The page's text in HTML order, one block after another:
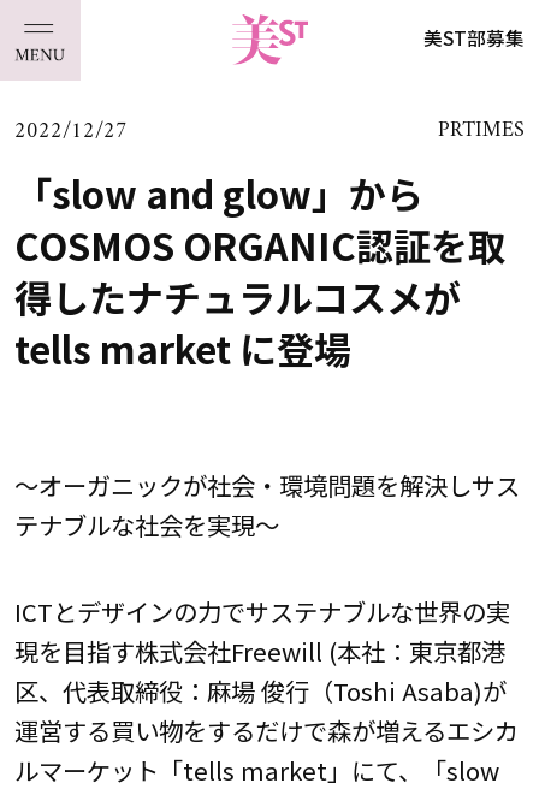
美ST部募集
2022/12/27 PRTIMES
「slow and glow」から
COSMOS ORGANIC認証を取
得したナチュラルコスメが
tells market に登場
～オーガニックが社会・環境問題を解決しサス
テナブルな社会を実現～
ICTとデザインの力でサステナブルな世界の実
現を目指す株式会社Freewill (本社：東京都港
区、代表取締役：麻場 俊行（Toshi Asaba)が
運営する買い物をするだけで森が増えるエシカ
ルマーケット「tells market」にて、「slow